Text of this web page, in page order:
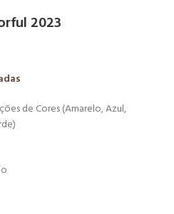
2023
de Cores (Amarelo, Azul,